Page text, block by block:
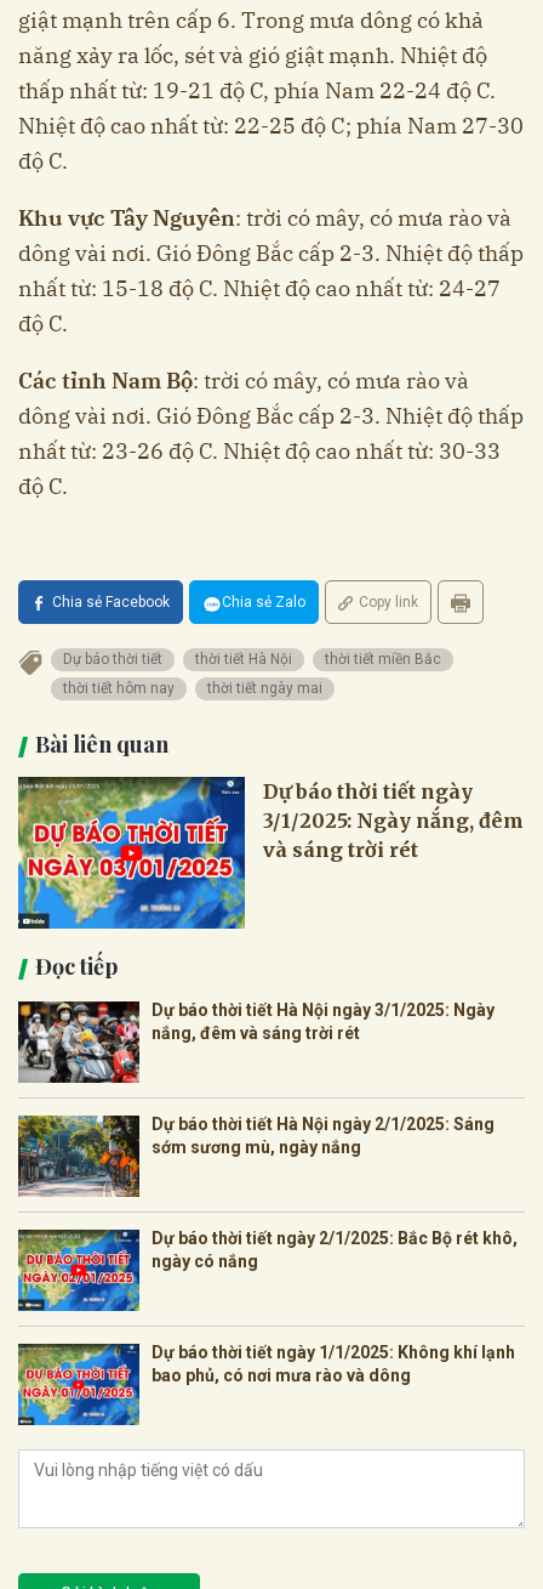
giật mạnh trên cấp 6. Trong mưa dông có khả
năng xảy ra lốc, sét và gió giật mạnh. Nhiệt độ
thấp nhất từ: 19-21 độ C, phía Nam 22-24 độ C.
Nhiệt độ cao nhất từ: 22-25 độ C; phía Nam 27-30
độ C.
Khu vực Tây Nguyên: trời có mây, có mưa rào và
dông vài nơi. Gió Đông Bắc cấp 2-3. Nhiệt độ thấp
nhất từ: 15-18 độ C. Nhiệt độ cao nhất từ: 24-27
độ C.
Các tỉnh Nam Bộ: trời có mây, có mưa rào và
dông vài nơi. Gió Đông Bắc cấp 2-3. Nhiệt độ thấp
nhất từ: 23-26 độ C. Nhiệt độ cao nhất từ: 30-33
độ C.
Chia sẻ Facebook Chia sẻ Zalo Copy link
Dự báo thời tiết thời tiết Hà Nội
thời tiết miền Bắc
thời tiết hôm nay
thời tiết ngày mai
Bài liên quan
Dự báo thời tiết ngày
3/1/2025: Ngày nắng, đêm
và sáng trời rét
Đọc tiếp
Dự báo thời tiết Hà Nội ngày 3/1/2025: Ngày
nắng, đêm và sáng trời rét
Dự báo thời tiết Hà Nội ngày 2/1/2025: Sáng
sớm sương mù, ngày nắng
Dự báo thời tiết ngày 2/1/2025: Bắc Bộ rét khô,
ngày có nắng
Dự báo thời tiết ngày 1/1/2025: Không khí lạnh
bao phủ, có nơi mưa rào và dông